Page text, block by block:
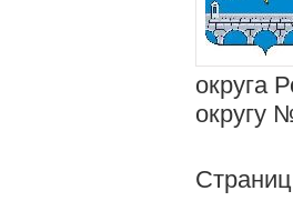
округа
округу